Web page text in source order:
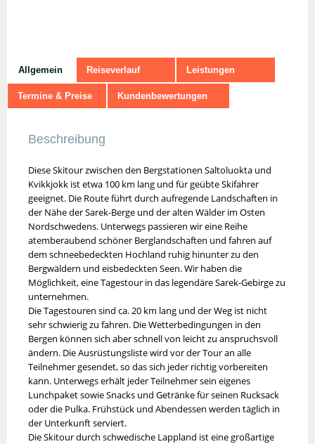
Allgemein Reiseverlauf Leistungen
Termine & Preise Kundenbewertungen
Beschreibung
Diese Skitour zwischen den Bergstationen Saltoluokta und
Kvikkjokk ist etwa 100 km lang und für geübte Skifahrer
geeignet. Die Route führt durch aufregende Landschaften in
der Nähe der Sarek-Berge und der alten Wälder im Osten
Nordschwedens. Unterwegs passieren wir eine Reihe
atemberaubend schöner Berglandschaften und fahren auf
dem schneebedeckten Hochland ruhig hinunter zu den
Bergwäldern und eisbedeckten Seen. Wir haben die
Möglichkeit, eine Tagestour in das legendäre Sarek-Gebirge zu
unternehmen.
Die Tagestouren sind ca. 20 km lang und der Weg ist nicht
sehr schwierig zu fahren. Die Wetterbedingungen in den
Bergen können sich aber schnell von leicht zu anspruchsvoll
ändern. Die Ausrüstungsliste wird vor der Tour an alle
Teilnehmer gesendet, so das sich jeder richtig vorbereiten
kann. Unterwegs erhält jeder Teilnehmer sein eigenes
Lunchpaket sowie Snacks und Getränke für seinen Rucksack
oder die Pulka. Frühstück und Abendessen werden täglich in
der Unterkunft serviert.
Die Skitour durch schwedische Lappland ist eine großartige